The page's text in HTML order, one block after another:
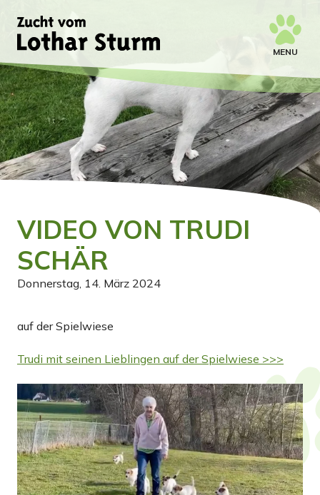
MENU
VIDEO VON TRUDI
SCHÄR
Donnerstag, 14. März 2024
auf der Spielwiese
Trudi mit seinen Lieblingen auf der Spielwiese >>>